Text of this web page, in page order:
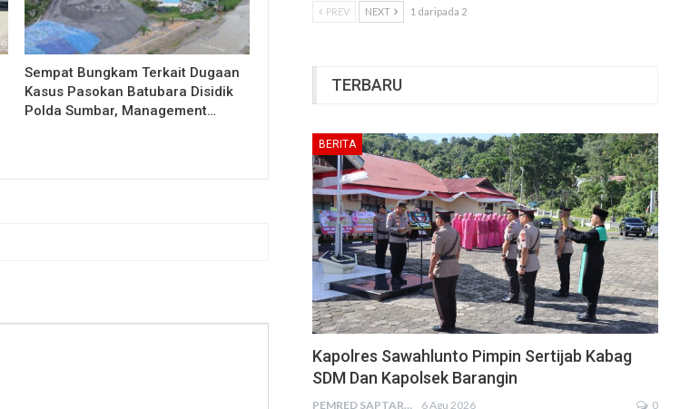
Sempat Bungkam Terkait Dugaan
Kasus Pasokan Batubara Disidik
Polda Sumbar, Management…
PREV NEXT 1 daripada 2
TERBARU
BERITA
Kapolres Sawahlunto Pimpin Sertijab Kabag
SDM Dan Kapolsek Barangin
PEMRED SAPTARIUS 6 Agu 2026 0